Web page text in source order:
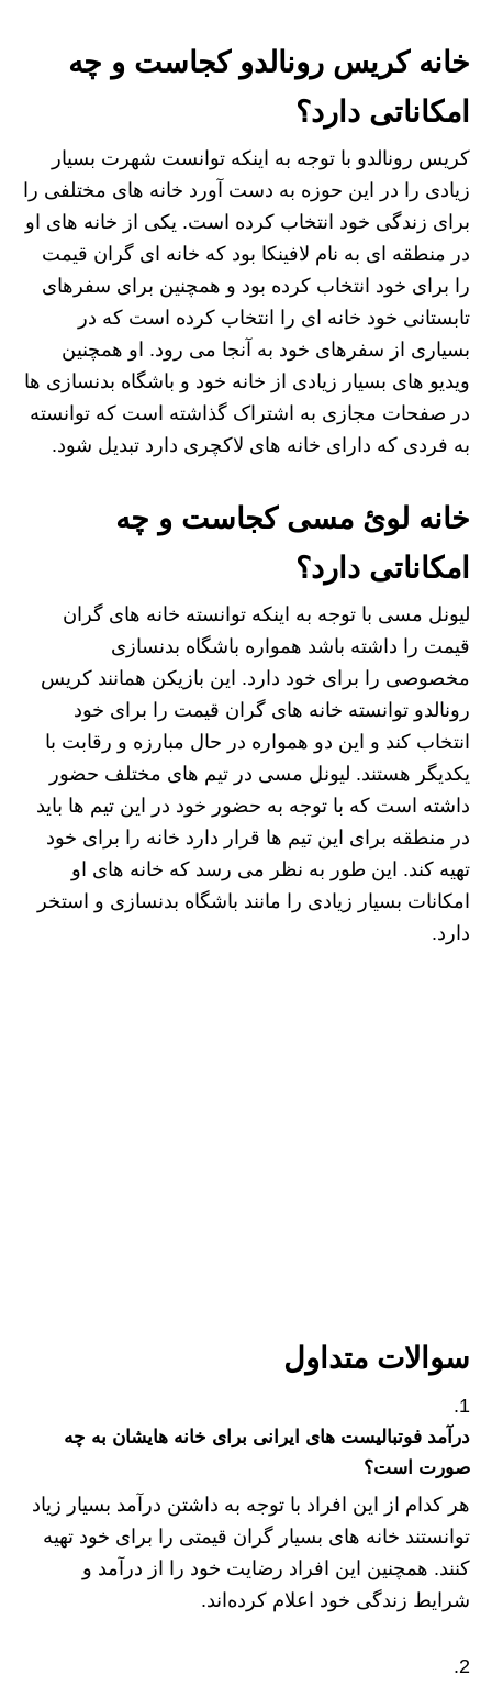
خانه کریس رونالدو کجاست و چه
امکاناتی دارد؟
کریس رونالدو با توجه به اینکه توانست شهرت بسیار
زیادی را در این حوزه به دست آورد خانه های مختلفی را
برای زندگی خود انتخاب کرده است. یکی از خانه‌ های او
در منطقه ای به نام لافینکا‌ بود که خانه ای گران قیمت
را برای خود انتخاب کرده بود و همچنین برای سفرهای
تابستانی خود خانه ای را انتخاب کرده است که در
بسیاری از سفرهای خود به آنجا می رود. او همچنین
ویدیو های بسیار زیادی از خانه خود و باشگاه بدنسازی ها
در صفحات مجازی به اشتراک گذاشته است که توانسته
به فردی که دارای خانه های لاکچری دارد تبدیل شود.
خانه لوئ مسی کجاست و چه
امکاناتی دارد؟
لیونل مسی با توجه به اینکه توانسته خانه های گران
قیمت را داشته باشد همواره باشگاه بدنسازی
مخصوصی را برای خود دارد. این بازیکن همانند کریس
رونالدو توانسته خانه های گران قیمت را برای خود
انتخاب کند و این دو همواره در حال مبارزه و رقابت با
یکدیگر هستند. لیونل مسی در تیم های مختلف حضور
داشته است که با توجه به حضور خود در این تیم‌ ها باید
در منطقه برای این تیم ها قرار دارد خانه را برای خود
تهیه کند. این طور به نظر می رسد که خانه های او
امکانات بسیار زیادی را مانند باشگاه بدنسازی و استخر
دارد.
سوالات متداول
درآمد فوتبالیست های ایرانی برای خانه هایشان به چه
صورت است؟
هر کدام از این افراد با توجه به داشتن درآمد بسیار زیاد
توانستند خانه های بسیار گران قیمتی را برای خود تهیه
کنند. همچنین این افراد رضایت خود را از درآمد و
شرایط زندگی خود اعلام کرده‌اند.